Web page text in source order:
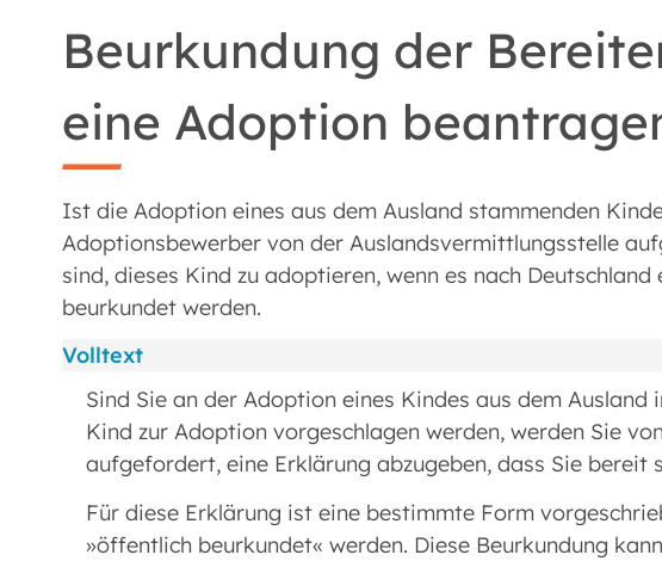
Beurkundung der
eine Adoption
Ist die Adoption eines aus dem Ausland stammenden
Adoptionsbewerber von der Auslandsvermittlungsstelle
sind, dieses Kind zu adoptieren, wenn es nach
beurkundet werden.
Volltext
Sind Sie an der Adoption eines Kindes aus dem
Kind zur Adoption vorgeschlagen werden, werden Sie
aufgefordert, eine Erklärung abzugeben, dass Sie bereit
Für diese Erklärung ist eine bestimmte Form
»öffentlich beurkundet« werden. Diese Beurkundung